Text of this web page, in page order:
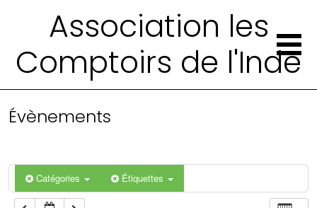
Association les
Comptoirs de l'Inde
Évènements
Catégories Étiquettes
3 h 00 min
6 h 00 min